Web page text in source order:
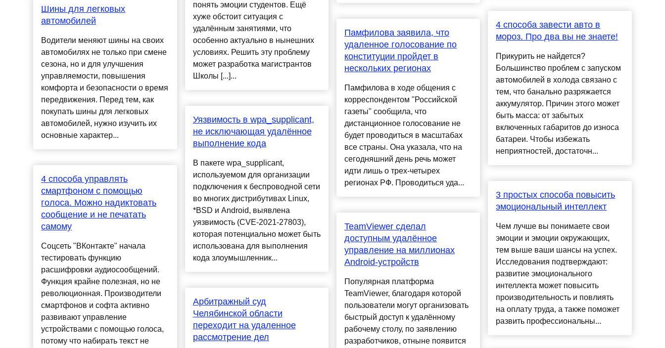
Шины для легковых
автомобилей
Водители меняют шины на своих
автомобилях не только при смене
сезона, но и для улучшения
управляемости, повышения
комфорта и безопасности о время
передвижения. Перед тем, как
покупать шины для легковых
автомобилей, нужно изучить их
основные характер...
4 способа управлять
смартфоном с помощью
голоса. Можно надиктовать
сообщение и не печатать
самому
Соцсеть "ВКонтакте" начала
тестировать функцию
расшифровки аудиосообщений.
Функция крайне полезная, но не
революционная. Производители
смартфонов и софта активно
развивают управление
устройствами с помощью голоса,
потому что набирать текст не
понять эмоции студентов. Ещё
хуже обстоит ситуация с
удалённым занятиями, что
особенно актуально в нынешних
условиях. Решить эту проблему
может разработка магистрантов
Школы [...]...
Уязвимость в wpa_supplicant,
не исключающая удалённое
выполнение кода
В пакете wpa_supplicant,
используемом для организации
подключения к беспроводной сети
во многих дистрибутивах Linux,
*BSD и Android, выявлена
уязвимость (CVE-2021-27803),
которая потенциально может быть
использована для выполнения
кода злоумышленник...
Арбитражный суд
Челябинской области
переходит на удаленное
рассмотрение дел
Памфилова заявила, что
удаленное голосование по
конституции пройдет в
нескольких регионах
Памфилова в ходе общения с
корреспондентом "Российской
газеты" сообщила, что
дистанционное голосование не
будет проводиться в масштабах
все страны. Она указала, что на
сегодняшний день речь может
идти лишь о трех-четырех
регионах РФ. Проводиться уда...
TeamViewer сделал
доступным удалённое
управление на миллионах
Android-устройств
Популярная платформа
TeamViewer, благодаря которой
пользователи могут организовать
быстрый доступ к удалённому
рабочему столу, по заявлению
разработчиков, отныне появится
4 способа завести авто в
мороз. Про два вы не знаете!
Прикурить не найдется?
Большинство проблем с запуском
автомобилей в холода связано с
тем, что банально разряжается
аккумулятор. Причин этого может
быть масса: от забытых
включенных габаритов до износа
батареи. Чтобы избежать
неприятностей, достаточн...
3 простых способа повысить
эмоциональный интеллект
Чем лучше вы понимаете свои
эмоции и эмоции окружающих,
тем выше ваши шансы на успех.
Исследования подтверждают:
развитие эмоционального
интеллекта может повысить
производительность и повлиять
на оплату труда, а также поможет
развить профессиональны...